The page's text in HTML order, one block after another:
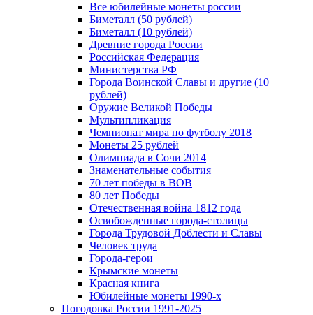
Все юбилейные монеты россии
Биметалл (50 рублей)
Биметалл (10 рублей)
Древние города России
Российская Федерация
Министерства РФ
Города Воинской Славы и другие (10
рублей)
Оружие Великой Победы
Мультипликация
Чемпионат мира по футболу 2018
Монеты 25 рублей
Олимпиада в Сочи 2014
Знаменательные события
70 лет победы в ВОВ
80 лет Победы
Отечественная война 1812 года
Освобожденные города-столицы
Города Трудовой Доблести и Славы
Человек труда
Города-герои
Крымские монеты
Красная книга
Юбилейные монеты 1990-х
Погодовка России 1991-2025